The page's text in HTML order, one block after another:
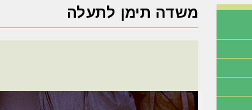
משדה תימן לתעלה